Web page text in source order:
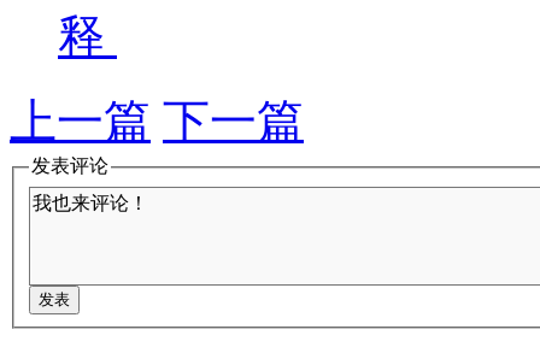
释
上一篇 下一篇
发表评论